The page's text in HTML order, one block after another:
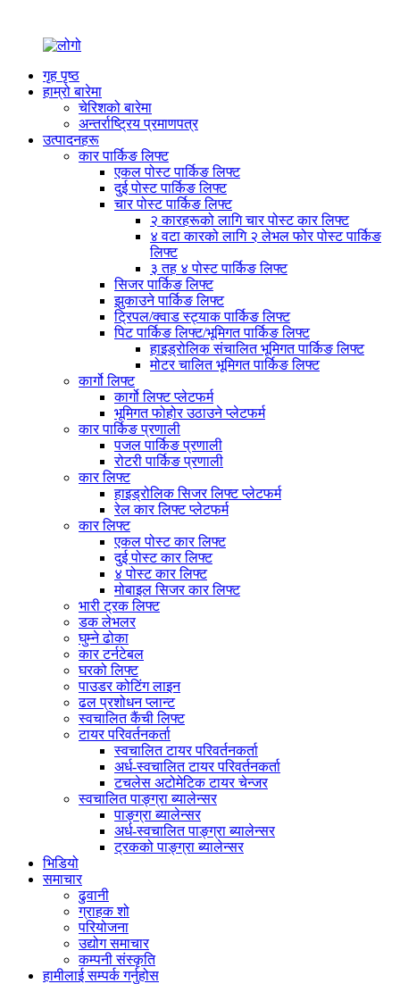
गृह पृष्ठ
हाम्रो बारेमा
चेरिशको बारेमा
अन्तर्राष्ट्रिय प्रमाणपत्र
उत्पादनहरू
कार पार्किङ लिफ्ट
एकल पोस्ट पार्किङ लिफ्ट
दुई पोस्ट पार्किङ लिफ्ट
चार पोस्ट पार्किङ लिफ्ट
२ कारहरूको लागि चार पोस्ट कार लिफ्ट
४ वटा कारको लागि २ लेभल फोर पोस्ट पार्किङ
लिफ्ट
३ तह ४ पोस्ट पार्किङ लिफ्ट
सिजर पार्किङ लिफ्ट
झुकाउने पार्किङ लिफ्ट
ट्रिपल/क्वाड स्ट्याक पार्किङ लिफ्ट
पिट पार्किङ लिफ्ट/भूमिगत पार्किङ लिफ्ट
हाइड्रोलिक संचालित भूमिगत पार्किङ लिफ्ट
मोटर चालित भूमिगत पार्किङ लिफ्ट
कार्गो लिफ्ट
कार्गो लिफ्ट प्लेटफर्म
भूमिगत फोहोर उठाउने प्लेटफर्म
कार पार्किङ प्रणाली
पजल पार्किङ प्रणाली
रोटरी पार्किङ प्रणाली
कार लिफ्ट
हाइड्रोलिक सिजर लिफ्ट प्लेटफर्म
रेल कार लिफ्ट प्लेटफर्म
कार लिफ्ट
एकल पोस्ट कार लिफ्ट
दुई पोस्ट कार लिफ्ट
४ पोस्ट कार लिफ्ट
मोबाइल सिजर कार लिफ्ट
भारी ट्रक लिफ्ट
डक लेभलर
घुम्ने ढोका
कार टर्नटेबल
घरको लिफ्ट
पाउडर कोटिंग लाइन
ढल प्रशोधन प्लान्ट
स्वचालित कैंची लिफ्ट
टायर परिवर्तनकर्ता
स्वचालित टायर परिवर्तनकर्ता
अर्ध-स्वचालित टायर परिवर्तनकर्ता
टचलेस अटोमेटिक टायर चेन्जर
स्वचालित पाङ्ग्रा ब्यालेन्सर
पाङ्ग्रा ब्यालेन्सर
अर्ध-स्वचालित पाङ्ग्रा ब्यालेन्सर
ट्रकको पाङ्ग्रा ब्यालेन्सर
भिडियो
समाचार
ढुवानी
ग्राहक शो
परियोजना
उद्योग समाचार
कम्पनी संस्कृति
हामीलाई सम्पर्क गर्नुहोस